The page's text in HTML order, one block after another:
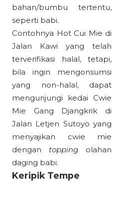
bahan/bumbu tertentu,
seperti babi.
Contohnya Hot Cui Mie di
Jalan Kawi yang telah
terverifikasi halal, tetapi,
bila ingin mengonsumsi
yang non-halal, dapat
mengunjungi kedai Cwie
Mie Gang Djangkrik di
Jalan Letjen Sutoyo yang
menyajikan cwie mie
dengan topping olahan
daging babi.
Keripik Tempe